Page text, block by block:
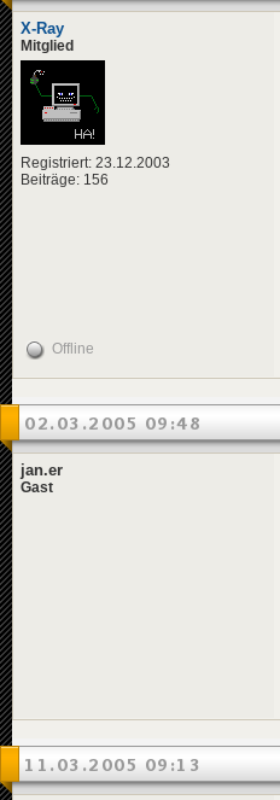
X-Ray
Mitglied
Registriert: 23.12.2003
Beiträge: 156
Offline
02.03.2005 09:48
jan.er
Gast
11.03.2005 09:13